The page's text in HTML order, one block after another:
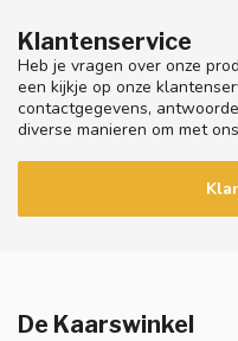
Klantenservice
Heb je vragen over onze
een kijkje op onze
contactgegevens,
diverse manieren om met
De Kaarswinkel